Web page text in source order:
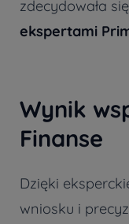
zdecydowała
ekspertami
Wynik
Finanse
Dzięki
wniosku i